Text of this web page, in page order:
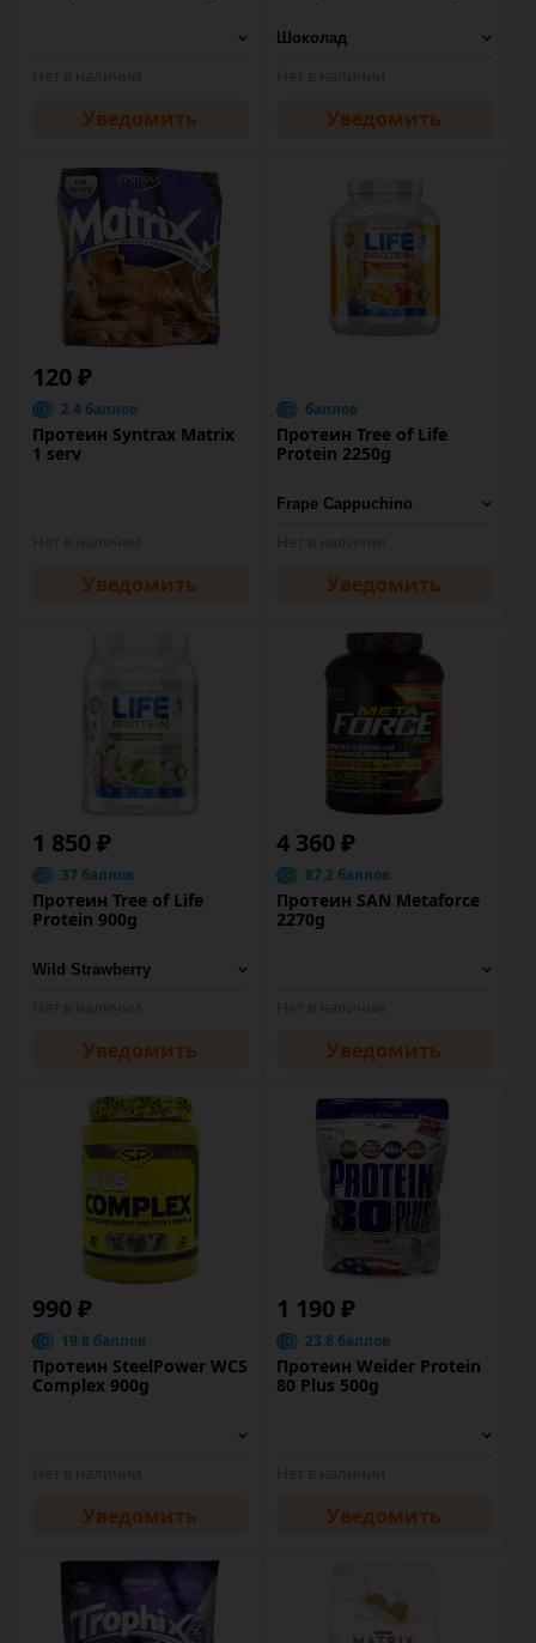
Уведомить Уведомить
120 ₽
2.4 баллов
Протеин Syntrax Matrix
1 serv
Уведомить
баллов
Протеин Tree of Life
Protein 2250g
Уведомить
1 850 ₽
37 баллов
Протеин Tree of Life
Protein 900g
Уведомить
4 360 ₽
87.2 баллов
Протеин SAN Metaforce
2270g
Уведомить
990 ₽
19.8 баллов
Протеин SteelPower WCS
Complex 900g
Уведомить
1 190 ₽
23.8 баллов
Протеин Weider Protein
80 Plus 500g
Уведомить